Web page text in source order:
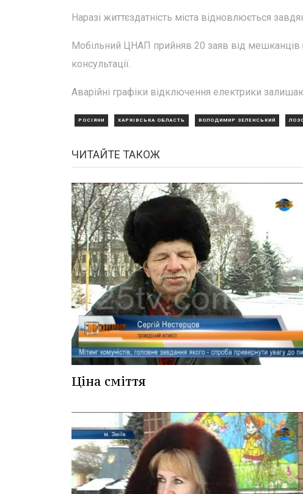
Наразі життєздатність міста відновлюється
Мобільний ЦНАП прийняв 20 заяв від
консультації.
Аварійні графіки відключення електрики
РОСІЯНИ ХАРКІВСЬКА ОБЛАСТЬ ВОЛОДИМИР ЗЕЛЕНСЬКИЙ
ЧИТАЙТЕ ТАКОЖ
Ціна сміття